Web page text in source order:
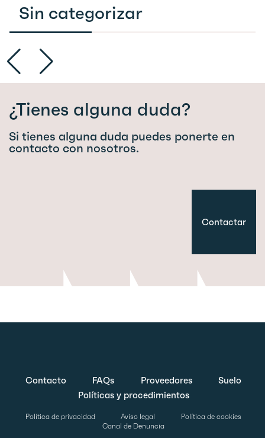
Sin categorizar
¿Tienes alguna duda?
Si tienes alguna duda puedes ponerte en
contacto con nosotros.
Contactar
Contacto FAQs Proveedores
Suelo
Políticas y procedimientos
Política de privacidad Aviso legal
Política de cookies
Canal de Denuncia